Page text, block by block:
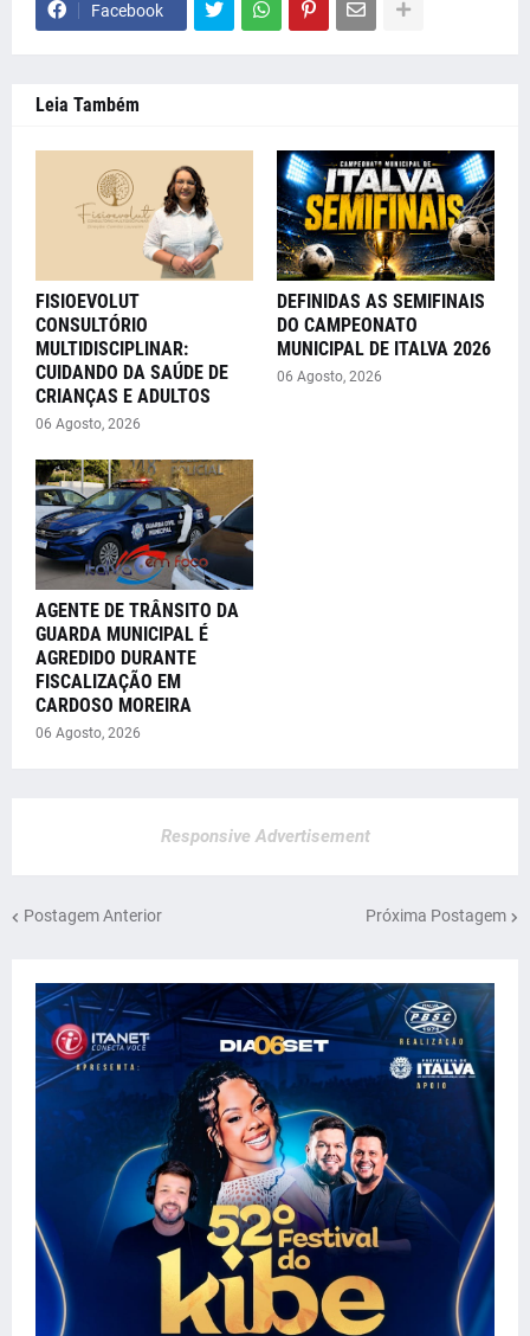
Facebook
Leia Também
FISIOEVOLUT
CONSULTÓRIO
MULTIDISCIPLINAR:
CUIDANDO DA SAÚDE DE
CRIANÇAS E ADULTOS
06 Agosto, 2026
DEFINIDAS AS SEMIFINAIS
DO CAMPEONATO
MUNICIPAL DE ITALVA 2026
06 Agosto, 2026
AGENTE DE TRÂNSITO DA
GUARDA MUNICIPAL É
AGREDIDO DURANTE
FISCALIZAÇÃO EM
CARDOSO MOREIRA
06 Agosto, 2026
Responsive Advertisement
Postagem Anterior Próxima Postagem